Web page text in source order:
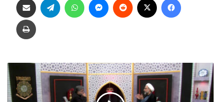
ب
ر
ب